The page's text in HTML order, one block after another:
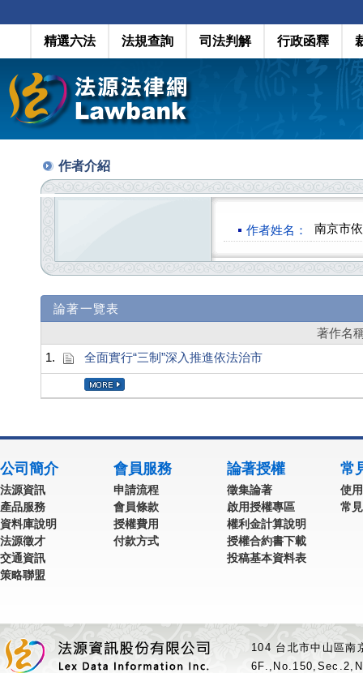
精選六法 法規查詢 司法判解 行政函釋
作者介紹
作者姓名： 南京市
論著一覽表
著作名
1.
全面實行“三制”深入推進依法治市
公司簡介
法源資訊
產品服務
資料庫說明
法源徵才
交通資訊
策略聯盟
會員服務
申請流程
會員條款
授權費用
付款方式
論著授權
徵集論著
啟用授權專區
權利金計算說明
授權合約書下載
投稿基本資料表
常
使
常
104 台北市中山區